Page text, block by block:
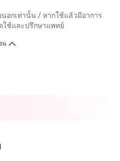
อกเท่านั้น / หากใช้แล้วมีอาการ
ใช้และปรึกษาแพทย์
น